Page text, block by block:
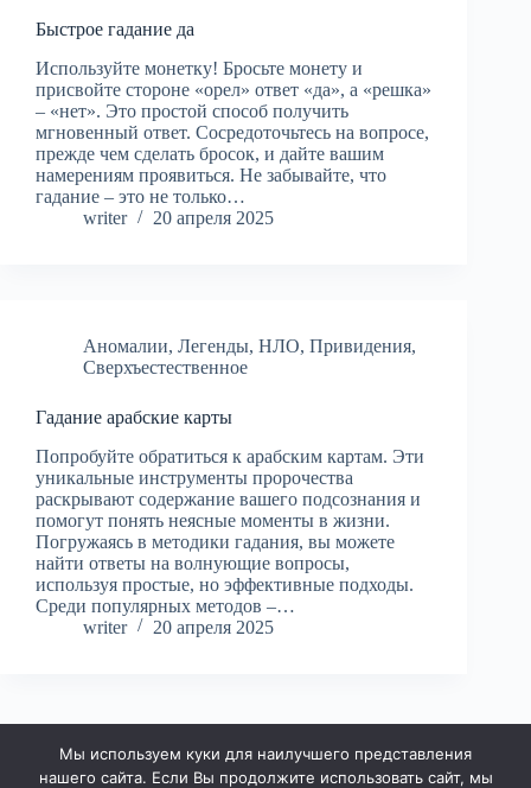
Быстрое гадание да
Используйте монетку! Бросьте монету и
присвойте стороне «орел» ответ «да», а «решка»
– «нет». Это простой способ получить
мгновенный ответ. Сосредоточьтесь на вопросе,
прежде чем сделать бросок, и дайте вашим
намерениям проявиться. Не забывайте, что
гадание – это не только…
writer
20 апреля 2025
Аномалии, Легенды, НЛО, Привидения,
Сверхъестественное
Гадание арабские карты
Попробуйте обратиться к арабским картам. Эти
уникальные инструменты пророчества
раскрывают содержание вашего подсознания и
помогут понять неясные моменты в жизни.
Погружаясь в методики гадания, вы можете
найти ответы на волнующие вопросы,
используя простые, но эффективные подходы.
Среди популярных методов –…
writer
20 апреля 2025
Мы используем куки для наилучшего представления
нашего сайта. Если Вы продолжите использовать сайт, мы